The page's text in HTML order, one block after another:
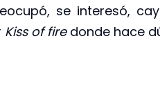
se interesó,
Kiss of firedonde hace